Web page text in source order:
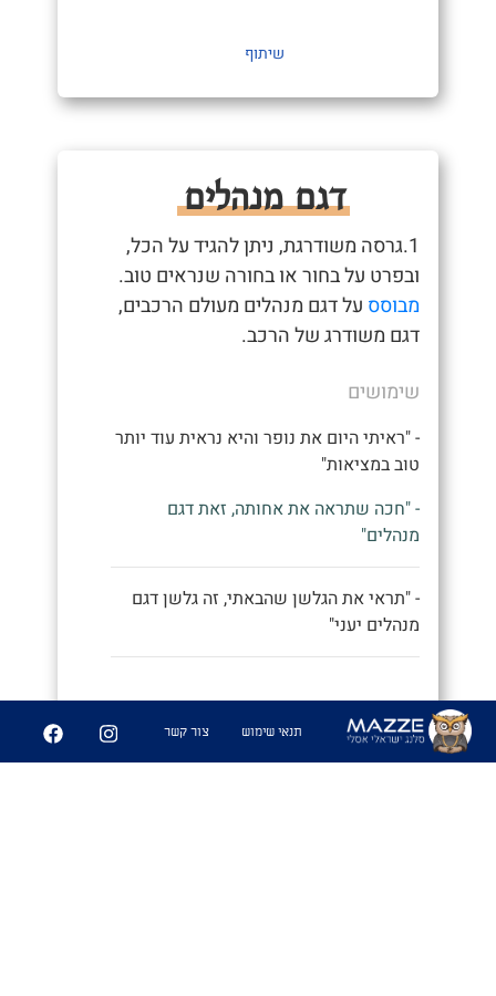
שיתוף
דגם מנהלים
1.גרסה משודרגת, ניתן להגיד על הכל,
ובפרט על בחור או בחורה שנראים טוב.
מבוסס על דגם מנהלים מעולם הרכבים,
דגם משודרג של הרכב.
שימושים
- "ראיתי היום את נופר והיא נראית עוד יותר
טוב במציאות"
- "חכה שתראה את אחותה, זאת דגם
מנהלים"
- "תראי את הגלשן שהבאתי, זה גלשן דגם
מנהלים יעני"
תנאי שימוש צור קשר